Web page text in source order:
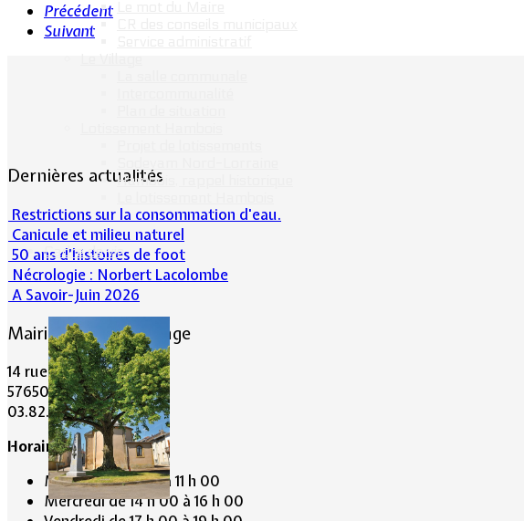
Hambois, rappel historique
Cadre de vie
Précédent
Suivant
Dernières actualités
Restrictions sur la consommation d'eau.
Canicule et milieu naturel
50 ans d’histoires de foot
Nécrologie : Norbert Lacolombe
A Savoir-Juin 2026
Mairie de Lommerange
14 rue Maréchal Joffre
57650 LOMMERANGE
03.82.84.81.48
Horaire de la Mairie:
Mardi de 10 h 00 à 11 h 00
Mercredi de 14 h 00 à 16 h 00